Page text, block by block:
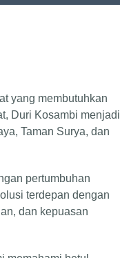
yang membutuhkan
Duri Kosambi menjadi
Taman Surya, dan
pertumbuhan
terdepan dengan
dan kepuasan